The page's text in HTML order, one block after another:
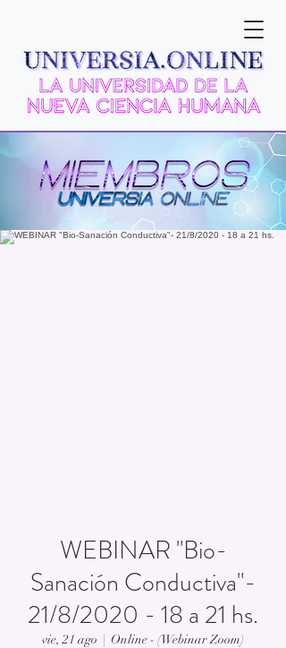
WEBINAR "Bio-
Sanación Conductiva"-
21/8/2020 - 18 a 21 hs.
vie, 21 ago
  |
Online - (Webinar Zoom)